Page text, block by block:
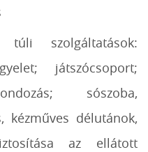
túli szolgáltatások:
játszócsoport;
sószoba,
kézműves délutánok,
az ellátott